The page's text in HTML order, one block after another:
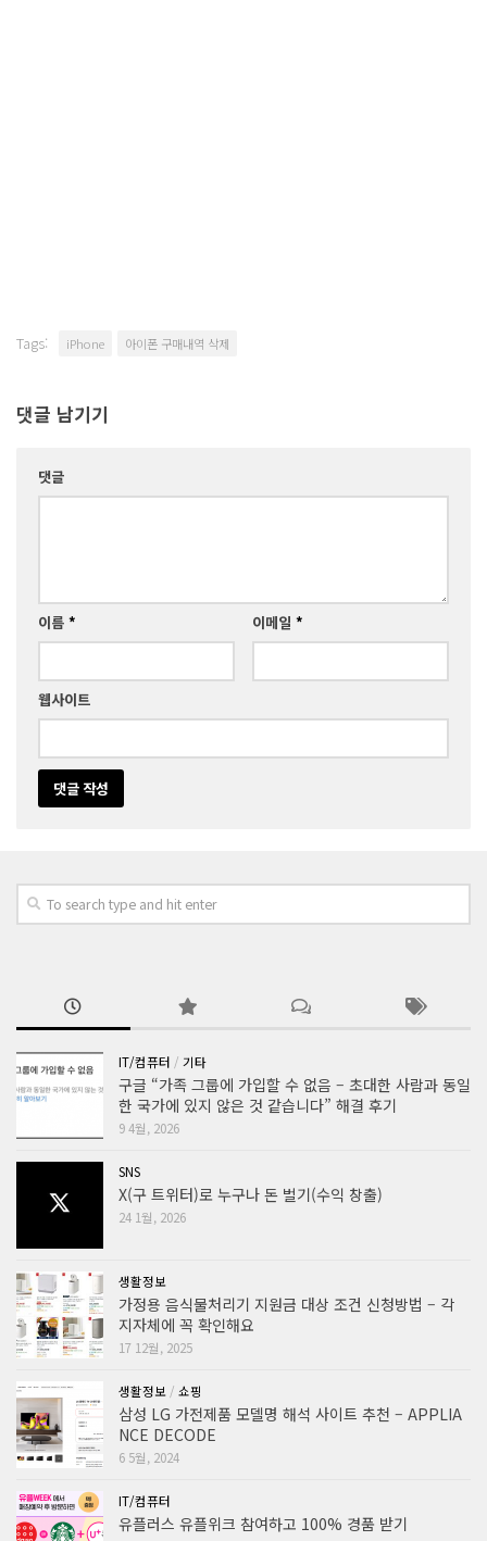
Tags: iPhone 아이폰 구매내역 삭제
댓글 남기기
댓글
이름 * 이메일 *
웹사이트
IT/컴퓨터 / 기타
구글 “가족 그룹에 가입할 수 없음 – 초대한 사람과 동일
한 국가에 있지 않은 것 같습니다” 해결 후기
9 4월, 2026
SNS
X(구 트위터)로 누구나 돈 벌기(수익 창출)
24 1월, 2026
생활정보
가정용 음식물처리기 지원금 대상 조건 신청방법 – 각
지자체에 꼭 확인해요
17 12월, 2025
생활정보/ 쇼핑
삼성 LG 가전제품 모델명 해석 사이트 추천 – APPLIA
NCE DECODE
6 5월, 2024
IT/컴퓨터
유플러스 유플위크 참여하고 100% 경품 받기